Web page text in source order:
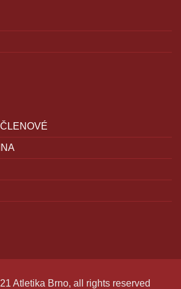
Atletika Brno, all rights reserved